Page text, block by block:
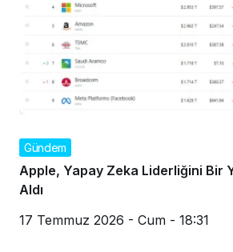
Gündem
Apple, Yapay Zeka Liderliğini Bir
Aldı
17 Temmuz 2026 - Cum - 18:31